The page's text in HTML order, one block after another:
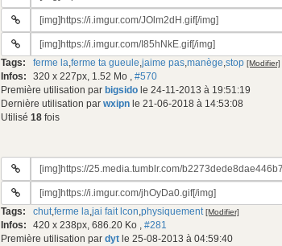
gif:
gif:
URL
gif:
URL
du
gif:
Tags: ferme la,ferme ta gueule,jaime pas,manège,stop [Modifier]
Infos: 320 x 227px, 1.52 Mo , #570
Première utilisation par bigsido le 24-11-2013 à 19:51:19
Dernière utilisation par wxipn le 21-06-2018 à 14:53:08
Utilisé 18 fois
URL
gif:
URL
du
gif:
Tags: chut,ferme la,jai fait lcon,physiquement [Modifier]
Infos: 420 x 238px, 686.20 Ko , #281
Première utilisation par dyt le 25-08-2013 à 04:59:40